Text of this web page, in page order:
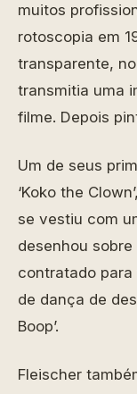
muitos
rotoscopia em
transparente,
transmitia uma
filme. Depois
Um de seus
‘Koko the
se vestiu com
desenhou
contratado
de dança de
Boop’.
Fleischer